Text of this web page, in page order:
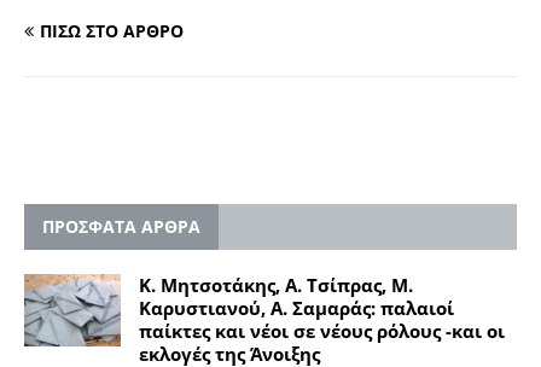
ΠΙΣΩ ΣΤΟ ΑΡΘΡΟ
ΠΡΟΣΦΑΤΑ ΑΡΘΡΑ
Κ. Μητσοτάκης, Α. Τσίπρας, Μ.
Καρυστιανού, Α. Σαμαράς: παλαιοί
παίκτες και νέοι σε νέους ρόλους -και οι
εκλογές της Άνοιξης